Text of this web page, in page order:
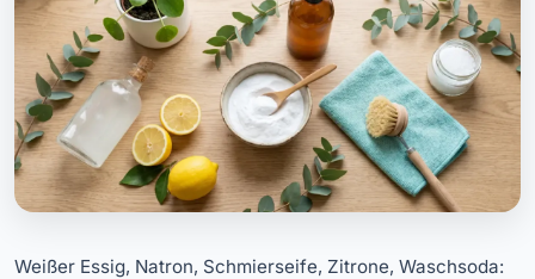
Weißer Essig, Natron, Schmierseife, Zitrone, Waschsoda: